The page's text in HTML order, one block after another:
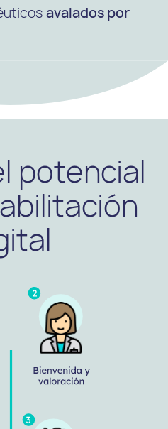
avalados por
potencial